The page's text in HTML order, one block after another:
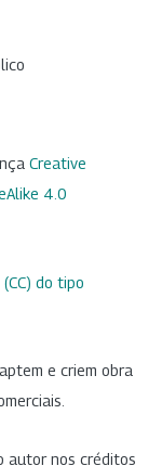
Creative
4.0
do tipo
e criem obra
autor nos créditos